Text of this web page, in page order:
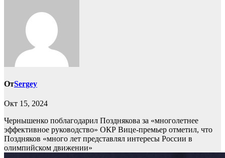
ОтSergey
Окт 15, 2024
Чернышенко поблагодарил Позднякова за «многолетнее
эффективное руководство» ОКР Вице-премьер отметил, что
Поздняков «много лет представлял интересы России в
олимпийском движении»